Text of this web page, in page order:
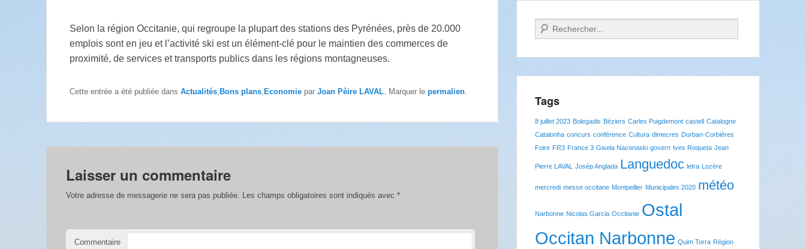
Selon la région Occitanie, qui regroupe la plupart des stations des Pyrénées, près de 20.000
emplois sont en jeu et l’activité ski est un élément-clé pour le maintien des commerces de
proximité, de services et transports publics dans les régions montagneuses.
Cette entrée a été publiée dans Actualités Bons plans Economie par Joan Pèire LAVAL . Marquer le permalien
Laisser un commentaire
Votre adresse de messagerie ne sera pas publiée. Les champs obligatoires sont indiqués avec *
Commentaire
Recherche
Tags
8 juillet 2023 Bolegadis Béziers Carles Puigdemont castell Catalogne
Catalonha concurs conférence Cultura dimecres Durban-Corbières
Foire FR3 France 3 Gisela Naconaski govern Ives Roqueta Jean
Pierre LAVAL Josèp Anglada Languedoc letra Lozère
mercredi messe occitane Montpellier Municipales 2020 météo
Narbonne Nicolas Garcia Occitanie Ostal
Occitan Narbonne Quim Torra Région